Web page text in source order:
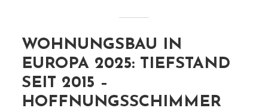
WOHNUNGSBAU IN
EUROPA 2025: TIEFSTAND
SEIT 2015 –
HOFFNUNGSSCHIMMER